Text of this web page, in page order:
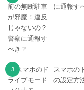
に通報す
スマホの
の設定方